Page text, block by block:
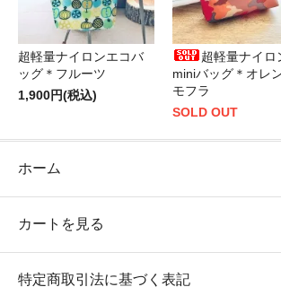
超軽量ナイロンエコバ
ッグ＊フルーツ
1,900円(税込)
超軽量ナイロ
miniバッグ＊オレ
モフラ
SOLD OUT
ホーム
カートを見る
特定商取引法に基づく表記